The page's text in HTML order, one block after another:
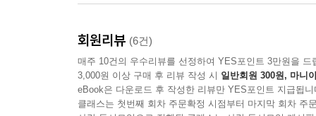
적합하다. 렘은 한편에서는 제임스 조이스로 대
교묘하게 비트는가 하면, 오늘날 쓰레기가 양
우스꽝스러운 상품을 소개하면서 문학이 학자들
회원리뷰 (6건)
매주 10건의 우수리뷰를 선정하여 YES포인트 3만원을 드
3,000원 이상 구매 후 리뷰 작성 시 일반회원 300원, 마니
eBook은 다운로드 후 작성한 리뷰만 YES포인트 지급됩니
클래스는 첫번째 회차 주문확정 시점부터 마지막 회차 주